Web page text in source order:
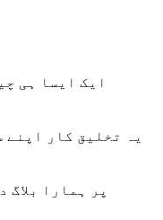
یہ تخلیق کار